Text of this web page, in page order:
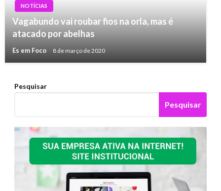
NOTÍCIAS
Vagabundo vai roubar fios na orla, mas é
atacado por abelhas
Es em Foco 8 de março de 2020
Pesquisar
Pesquisar